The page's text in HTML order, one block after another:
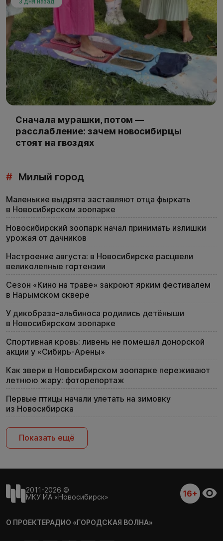
Сначала мурашки, потом —
расслабление: зачем новосибирцы
стоят на гвоздях
# Милый город
Маленькие выдрята заставляют отца фыркать
в Новосибирском зоопарке
Новосибирский зоопарк начал принимать излишки
урожая от дачников
Настроение августа: в Новосибирске расцвели
великолепные гортензии
Сезон «Кино на траве» закроют ярким фестивалем
в Нарымском сквере
У дикобраза-альбиноса родились детёныши
в Новосибирском зоопарке
Спортивная кровь: ливень не помешал донорской
акции у «Сибирь-Арены»
Как звери в Новосибирском зоопарке переживают
летнюю жару: фоторепортаж
Первые птицы начали улетать на зимовку
из Новосибирска
Показать ещё
2011-2026 ©
МКУ ИА «Новосибирск»
16+
О ПРОЕКТЕРАДИО «ГОРОДСКАЯ ВОЛНА»